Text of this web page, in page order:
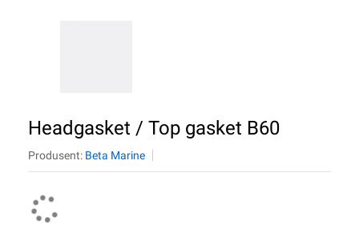
Headgasket / Top gasket B60
Produsent: Beta Marine